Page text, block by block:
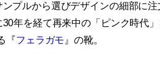
ンプルから選びデザインの細部に
年を経て再来中の「ピンク時代
『フェラガモ 』の靴。